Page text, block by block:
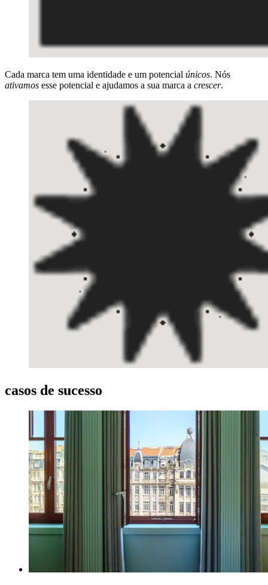
Cada marca tem uma identidade e um potencial únicos. Nós
ativamos esse potencial e ajudamos a sua marca a crescer.
casos de sucesso